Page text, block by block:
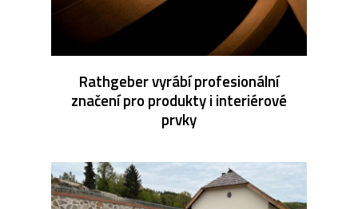
Rathgeber vyrábí profesionální
značení pro produkty i interiérové
prvky